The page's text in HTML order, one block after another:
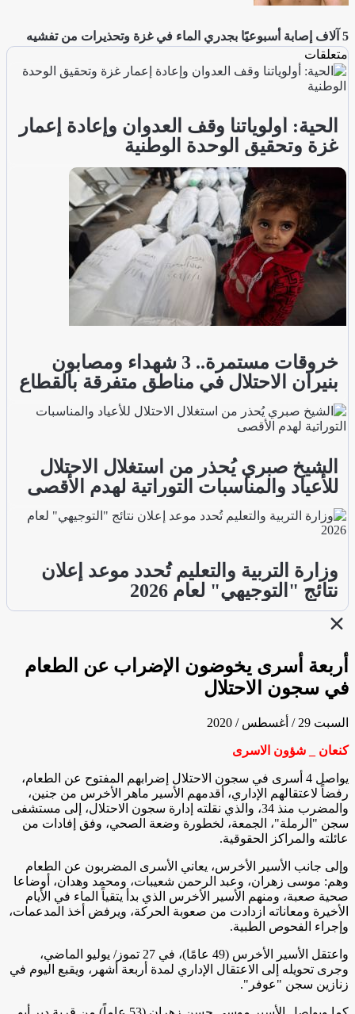
5 آلاف إصابة أسبوعيًا بجدري الماء في غزة وتحذيرات من تفشيه
متعلقات
الحية: أولوياتنا وقف العدوان وإعادة إعمار
غزة وتحقيق الوحدة الوطنية
خروقات مستمرة.. 3 شهداء ومصابون
بنيران الاحتلال في مناطق متفرقة بالقطاع
الشيخ صبري يُحذر من استغلال الاحتلال
للأعياد والمناسبات التوراتية لهدم الأقصى
وزارة التربية والتعليم تُحدد موعد إعلان
نتائج "التوجيهي" لعام 2026
أربعة أسرى يخوضون الإضراب عن الطعام
في سجون الاحتلال
السبت 29 / أغسطس / 2020
كنعان _ شؤون الاسرى
يواصل 4 أسرى في سجون الاحتلال إضرابهم المفتوح عن الطعام،
رفضاً لاعتقالهم الإداري، أقدمهم الأسير ماهر الأخرس من جنين،
والمضرب منذ 34، والذي نقلته إدارة سجون الاحتلال، إلى مستشفى
سجن "الرملة"، الجمعة، لخطورة وضعة الصحي، وفق إفادات من
عائلته والمراكز الحقوقية.
وإلى جانب الأسير الأخرس، يعاني الأسرى المضربون عن الطعام
وهم: موسى زهران، وعبد الرحمن شعيبات، ومحمد وهدان، أوضاعا
صحية صعبة، ومنهم الأسير الأخرس الذي بدأ يتقياً الماء في الأيام
الأخيرة ومعاناته ازدادت من صعوبة الحركة، ويرفض أخذ المدعمات،
وإجراء الفحوص الطبية.
واعتقل الأسير الأخرس (49 عامًا)، في 27 تموز/ يوليو الماضي،
وجرى تحويله إلى الاعتقال الإداري لمدة أربعة أشهر، ويقبع اليوم في
زنازين سجن "عوفر".